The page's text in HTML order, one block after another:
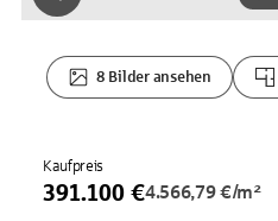
8 Bilder ansehen
Kaufpreis
391.100 €4.566,79 €/m²